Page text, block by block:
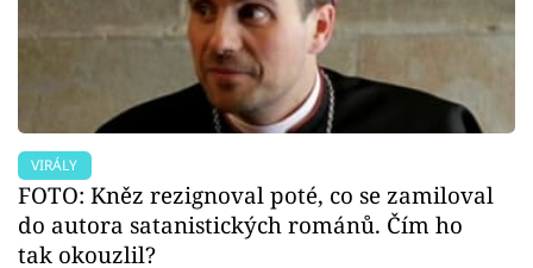
VIRÁLY
FOTO: Kněz rezignoval poté, co se zamiloval
do autora satanistických románů. Čím ho
tak okouzlil?